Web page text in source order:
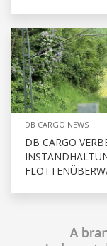
DB CARGO NEWS
DB CARGO